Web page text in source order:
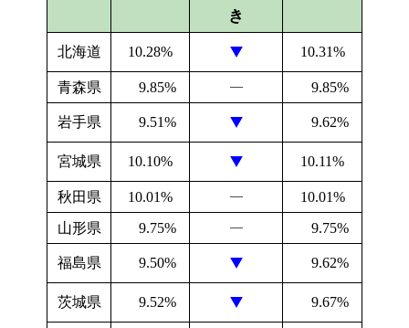
き
北海道 10.28% 10.31%
青森県 9.85% ― 9.85%
岩手県 9.51% 9.62%
宮城県 10.10% 10.11%
秋田県 10.01% ―
10.01%
山形県
9.75% ― 9.75%
福島県 9.50% 9.62%
茨城県 9.52% 9.67%